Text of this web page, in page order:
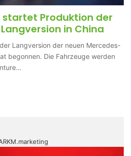
startet Produktion der
in China
Langversion der neuen Mercedes-
begonnen. Die Fahrzeuge werden